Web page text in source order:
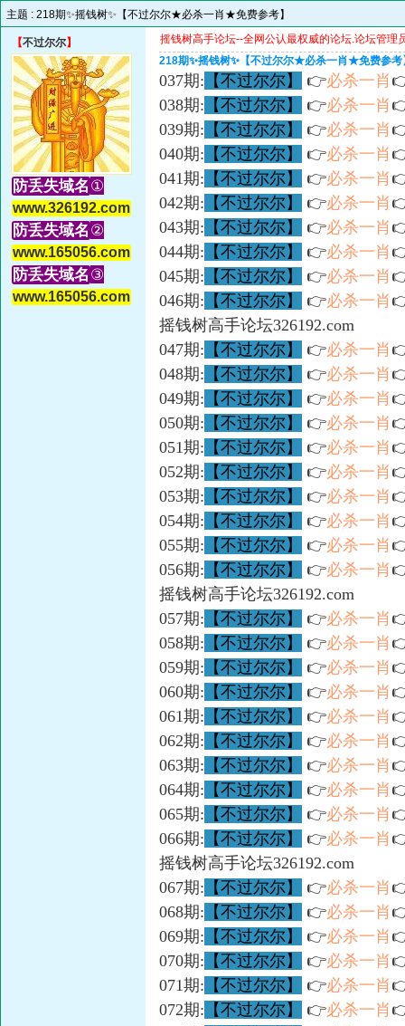
主题 : 218期✨摇钱树✨【不过尔尔★必杀一肖★免费参考】
【不过尔尔】
防丢失域名 ①
www.326192.com
防丢失域名 ②
www.165056.com
防丢失域名 ③
www.165056.com
摇钱树高手论坛--全网公认最权威的论坛.论坛管理
218期✨摇钱树✨【不过尔尔★必杀一肖★免费参考
037期: 【不过尔尔】 👉必杀一肖
038期: 【不过尔尔】 👉必杀一肖
039期: 【不过尔尔】 👉必杀一肖
040期: 【不过尔尔】 👉必杀一肖
041期: 【不过尔尔】 👉必杀一肖
042期: 【不过尔尔】 👉必杀一肖
043期: 【不过尔尔】 👉必杀一肖
044期: 【不过尔尔】 👉必杀一肖
045期: 【不过尔尔】 👉必杀一肖
046期: 【不过尔尔】 👉必杀一肖
摇钱树高手论坛326192.com
047期: 【不过尔尔】 👉必杀一肖
048期: 【不过尔尔】 👉必杀一肖
049期: 【不过尔尔】 👉必杀一肖
050期: 【不过尔尔】 👉必杀一肖
051期: 【不过尔尔】 👉必杀一肖
052期: 【不过尔尔】 👉必杀一肖
053期: 【不过尔尔】 👉必杀一肖
054期: 【不过尔尔】 👉必杀一肖
055期: 【不过尔尔】 👉必杀一肖
056期: 【不过尔尔】 👉必杀一肖
摇钱树高手论坛326192.com
057期: 【不过尔尔】 👉必杀一肖
058期: 【不过尔尔】 👉必杀一肖
059期: 【不过尔尔】 👉必杀一肖
060期: 【不过尔尔】 👉必杀一肖
061期: 【不过尔尔】 👉必杀一肖
062期: 【不过尔尔】 👉必杀一肖
063期: 【不过尔尔】 👉必杀一肖
064期: 【不过尔尔】 👉必杀一肖
065期: 【不过尔尔】 👉必杀一肖
066期: 【不过尔尔】 👉必杀一肖
摇钱树高手论坛326192.com
067期: 【不过尔尔】 👉必杀一肖
068期: 【不过尔尔】 👉必杀一肖
069期: 【不过尔尔】 👉必杀一肖
070期: 【不过尔尔】 👉必杀一肖
071期: 【不过尔尔】 👉必杀一肖
072期: 【不过尔尔】 👉必杀一肖